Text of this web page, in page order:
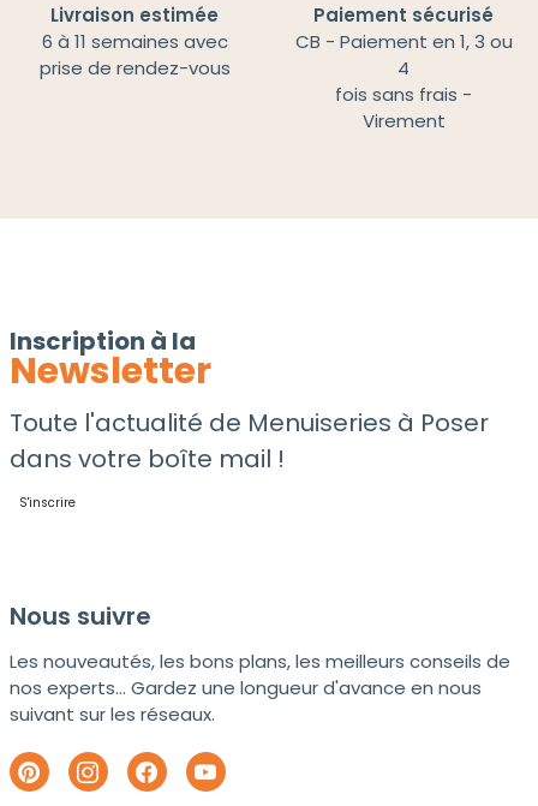
Livraison estimée
6 à 11 semaines avec
prise de rendez-vous
Paiement sécurisé
CB - Paiement en 1, 3 ou
4
fois sans frais -
Virement
Inscription à la
Newsletter
Toute l'actualité de Menuiseries à Poser
dans votre boîte mail !
S'inscrire
Nous suivre
Les nouveautés, les bons plans, les meilleurs conseils de
nos experts... Gardez une longueur d'avance en nous
suivant sur les réseaux.